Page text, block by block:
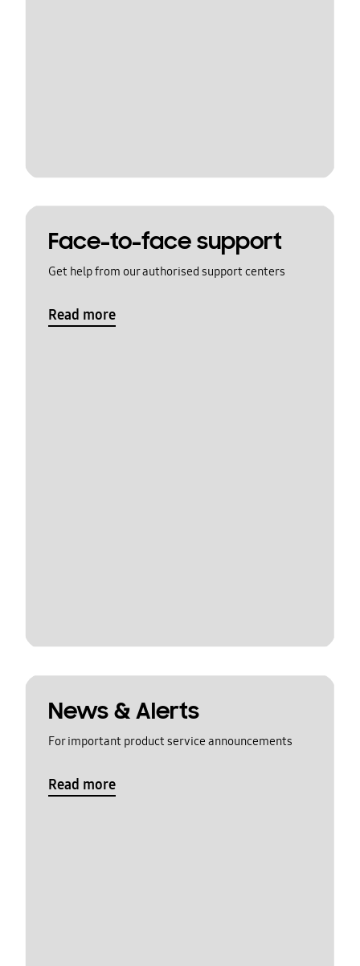
Face-to-face support
Get help from our authorised support centers
Read more
News & Alerts
For important product service announcements
Read more